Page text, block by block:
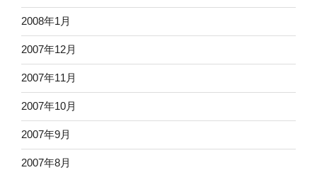
2008年1月
2007年12月
2007年11月
2007年10月
2007年9月
2007年8月